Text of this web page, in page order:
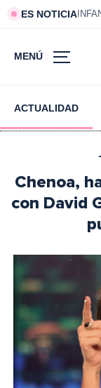
ES NOTICIA
MENÚ
ACTUALIDAD
Chenoa,
con David